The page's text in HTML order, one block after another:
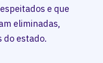
e que
eliminadas,
do estado.